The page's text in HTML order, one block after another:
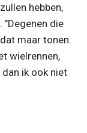
hebben,
"Degenen die
maar tonen.
wielrennen,
ik ook niet